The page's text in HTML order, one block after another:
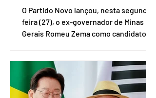
O Partido Novo lançou, nesta segunda-
feira (27), o ex-governador de Minas
Gerais Romeu Zema como candidato à
Brasília. O Novo ainda não definiu quem
vai compor a chapa como candidato a
vice-presidente. A convenção contou